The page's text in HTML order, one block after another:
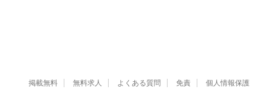
掲載無料 無料求人 よくある質問 免責
個人情報保護